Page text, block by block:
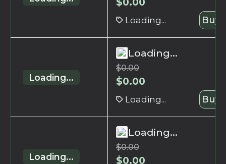
Loading... Buy
Loading...
Loading...
$0.00
$0.00
Loading... Buy
Loading...
Loading...
$0.00
$0.00